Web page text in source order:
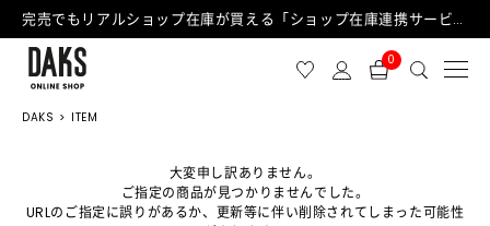
完売でもリアルショップ在庫が買える「ショップ在庫連携サービス」が日中もご利用可能になりました！
0
DAKS ITEM
大変申し訳ありません。
ご指定の商品が見つかりませんでした。
URLのご指定に誤りがあるか、更新等に伴い削除されてしまった可能性